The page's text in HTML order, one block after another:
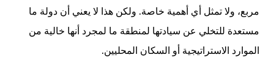
مربع، ولا تمثل أي أهمية خاصة. ولكن هذا لا يعني أن دولة ما
مستعدة للتخلي عن سيادتها لمنطقة ما لمجرد أنها خالية من
الموارد الاستراتيجية أو السكان المحليين.